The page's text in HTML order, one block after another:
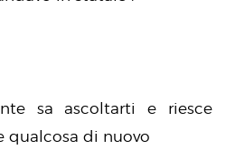
sa ascoltarti e riesce
qualcosa di nuovo